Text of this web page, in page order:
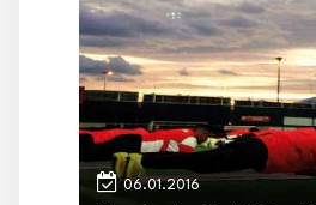
06.01.2016